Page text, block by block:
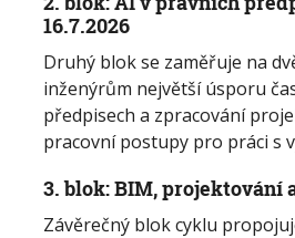
16.7.2026
Druhý blok se zaměřuje na
inženýrům největší úsporu
předpisech a zpracování
pracovní postupy pro práci s
3. blok: BIM, projektování
Závěrečný blok cyklu